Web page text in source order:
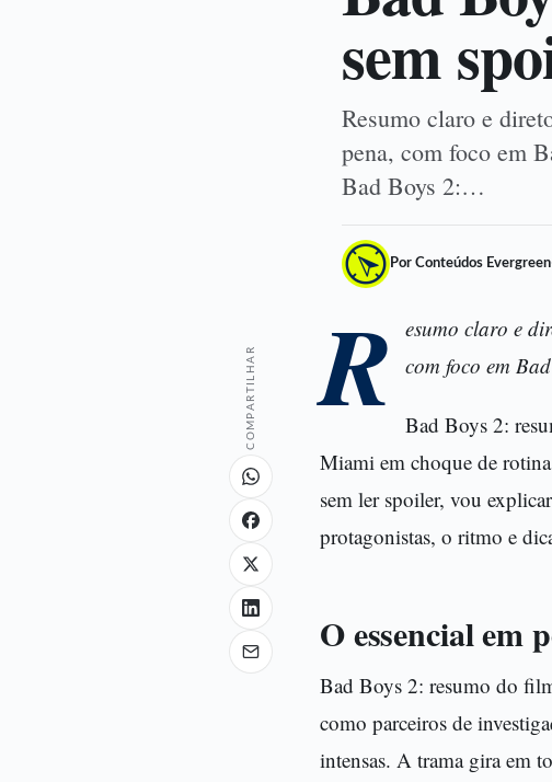
sem
Resumo claro e
pena, com foco em
Bad Boys 2:…
Por Conteúdos Evergreen
COMPARTILHAR R
esumo claro e
com foco em
Bad Boys 2:
Miami em choque de
sem ler spoiler, vou
protagonistas, o ritmo e
O essencial em
Bad Boys 2: resumo do
como parceiros de
intensas. A trama gira em